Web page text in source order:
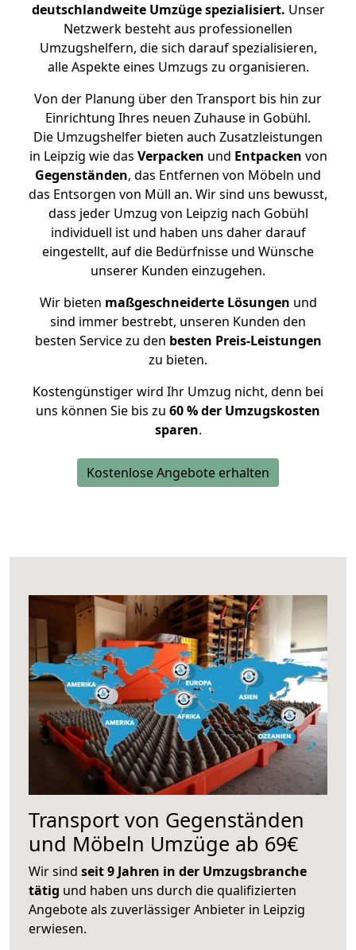
deutschlandweite Umzüge spezialisiert. Unser
Netzwerk besteht aus professionellen
Umzugshelfern, die sich darauf spezialisieren,
alle Aspekte eines Umzugs zu organisieren.
Von der Planung über den Transport bis hin zur
Einrichtung Ihres neuen Zuhause in Gobühl.
Die Umzugshelfer bieten auch Zusatzleistungen
in Leipzig wie das Verpacken und Entpacken von
Gegenständen, das Entfernen von Möbeln und
das Entsorgen von Müll an. Wir sind uns bewusst,
dass jeder Umzug von Leipzig nach Gobühl
individuell ist und haben uns daher darauf
eingestellt, auf die Bedürfnisse und Wünsche
unserer Kunden einzugehen.
Wir bieten maßgeschneiderte Lösungen und
sind immer bestrebt, unseren Kunden den
besten Service zu den besten Preis-Leistungen
zu bieten.
Kostengünstiger wird Ihr Umzug nicht, denn bei
uns können Sie bis zu 60 % der Umzugskosten
sparen.
Kostenlose Angebote erhalten
Transport von Gegenständen
und Möbeln Umzüge ab 69€
Wir sind seit 9 Jahren in der Umzugsbranche
tätig und haben uns durch die qualifizierten
Angebote als zuverlässiger Anbieter in Leipzig
erwiesen.